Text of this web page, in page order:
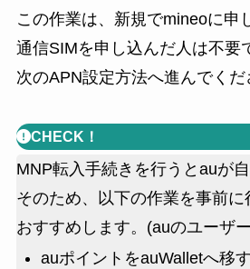
この作業は、新規でmineoに申
通信SIMを申し込んだ人は不要
次のAPN設定方法へ進んでくだ
CHECK！
MNP転入手続きを行うとauが
そのため、以下の作業を事前に
おすすめします。(auのユーザ
auポイントをauWalletへ移